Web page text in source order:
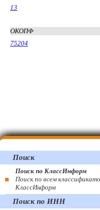
13
ОКОПФ
75204
Поиск
Поиск по КлассИнформ
Поиск по всем
КлассИнформ
Поиск по ИНН